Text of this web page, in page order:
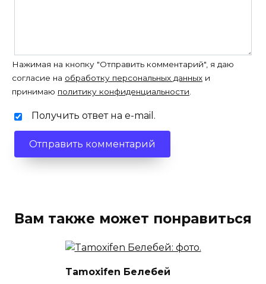
Нажимая на кнопку "Отправить комментарий", я даю
согласие на обработку персональных данных и
принимаю политику конфиденциальности.
Получить ответ на e-mail.
Вам также может понравиться
Tamoxifen Белебей